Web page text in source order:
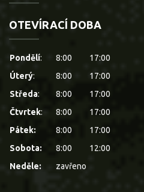
OTEVÍRACÍ DOBA
Pondělí: 8:00
17:00
Úterý: 8:00
17:00
Středa: 8:00
17:00
Čtvrtek: 8:00
17:00
Pátek:
8:00
17:00
Sobota:
8:00
12:00
Neděle:
zavřeno